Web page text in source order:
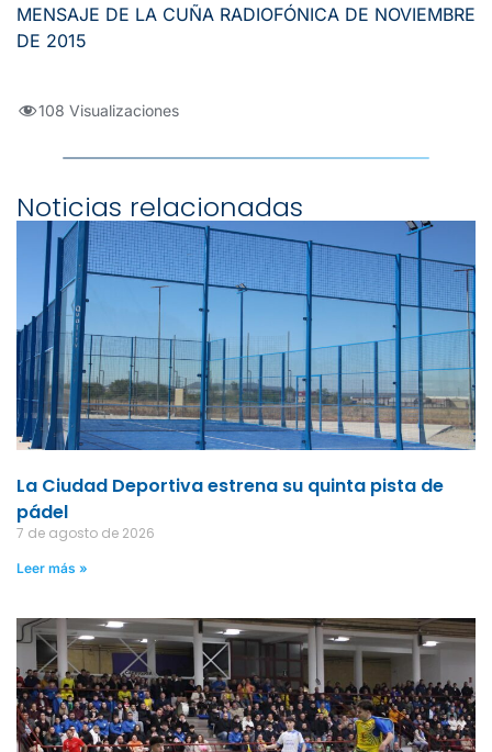
MENSAJE DE LA CUÑA RADIOFÓNICA DE NOVIEMBRE
DE 2015
108 Visualizaciones
Noticias relacionadas
La Ciudad Deportiva estrena su quinta pista de
pádel
7 de agosto de 2026
Leer más »